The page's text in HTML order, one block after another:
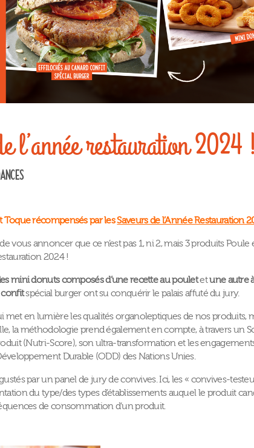
l’année restauration 2024 !
Toque récompensés par lesSaveurs de l’Année Restauration
vous annoncer que ce n’est pas 1, ni 2, mais 3 produits
2024 !
mini donuts composés d’une recette au pouletetune autre
confitspécial burger ont su conquérir le palais affuté du jury.
met en lumière les qualités organoleptiques de nos produits,
la méthodologie prend également en compte, à travers un
(Nutri-Score), son ultra-transformation et les
Durable (ODD) des Nations Unies.
par un panel de jury de convives. Ici, les « convives-
du type/des types d’établissements auquel le produit
de consommation d’un produit.